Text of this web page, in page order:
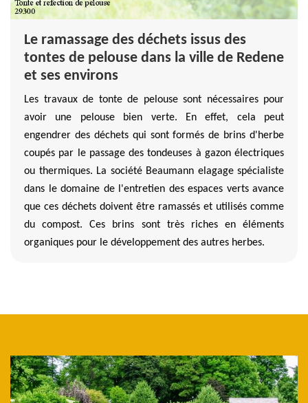
Le ramassage des déchets issus des
tontes de pelouse dans la ville de Redene
et ses environs
Les travaux de tonte de pelouse sont nécessaires pour
avoir une pelouse bien verte. En effet, cela peut
engendrer des déchets qui sont formés de brins d'herbe
coupés par le passage des tondeuses à gazon électriques
ou thermiques. La société Beaumann elagage spécialiste
dans le domaine de l'entretien des espaces verts avance
que ces déchets doivent être ramassés et utilisés comme
du compost. Ces brins sont très riches en éléments
organiques pour le développement des autres herbes.